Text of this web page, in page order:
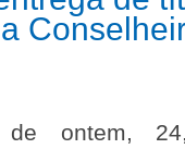
ontem,